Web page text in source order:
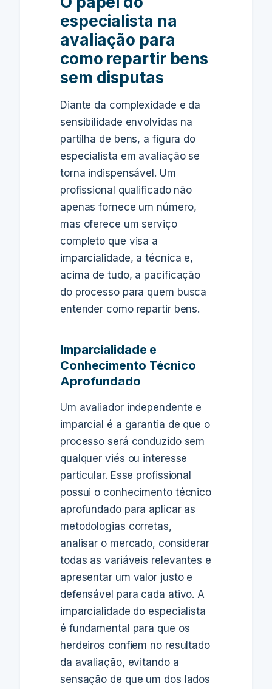
especialista na
avaliação para
como repartir bens
sem disputas
Diante da complexidade e da
sensibilidade envolvidas na
partilha de bens, a figura do
especialista em avaliação se
torna indispensável. Um
profissional qualificado não
apenas fornece um número,
mas oferece um serviço
completo que visa a
imparcialidade, a técnica e,
acima de tudo, a pacificação
do processo para quem busca
entender como repartir bens.
Imparcialidade e
Conhecimento Técnico
Aprofundado
Um avaliador independente e
imparcial é a garantia de que o
processo será conduzido sem
qualquer viés ou interesse
particular. Esse profissional
possui o conhecimento técnico
aprofundado para aplicar as
metodologias corretas,
analisar o mercado, considerar
todas as variáveis relevantes e
apresentar um valor justo e
defensável para cada ativo. A
imparcialidade do especialista
é fundamental para que os
herdeiros confiem no resultado
da avaliação, evitando a
sensação de que um dos lados